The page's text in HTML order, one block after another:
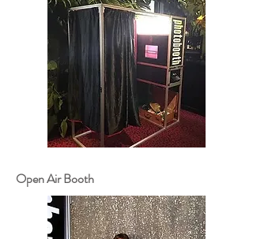
Open Air Booth​​​​​​​​​